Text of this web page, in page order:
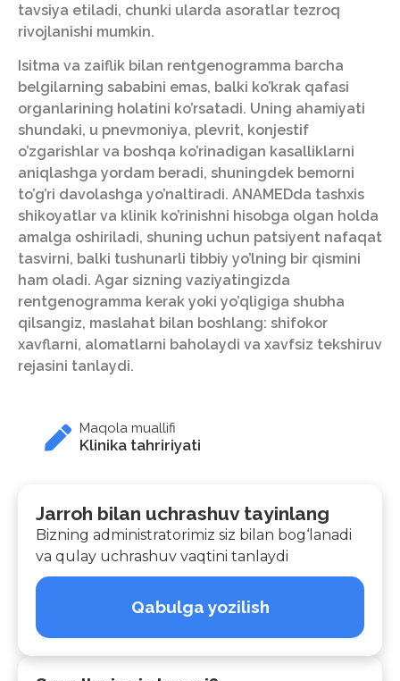
tavsiya etiladi, chunki ularda asoratlar tezroq
rivojlanishi mumkin.
Isitma va zaiflik bilan rentgenogramma barcha
belgilarning sababini emas, balki ko’krak qafasi
organlarining holatini ko’rsatadi. Uning ahamiyati
shundaki, u pnevmoniya, plevrit, konjestif
o’zgarishlar va boshqa ko’rinadigan kasalliklarni
aniqlashga yordam beradi, shuningdek bemorni
to’g’ri davolashga yo’naltiradi. ANAMEDda tashxis
shikoyatlar va klinik ko’rinishni hisobga olgan holda
amalga oshiriladi, shuning uchun patsiyent nafaqat
tasvirni, balki tushunarli tibbiy yo’lning bir qismini
ham oladi. Agar sizning vaziyatingizda
rentgenogramma kerak yoki yo’qligiga shubha
qilsangiz, maslahat bilan boshlang: shifokor
xavflarni, alomatlarni baholaydi va xavfsiz tekshiruv
rejasini tanlaydi.
Maqola muallifi
Klinika tahririyati
Jarroh bilan uchrashuv tayinlang
Bizning administratorimiz siz bilan bog‘lanadi
va qulay uchrashuv vaqtini tanlaydi
Qabulga yozilish